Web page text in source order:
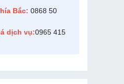
Bắc: 0868 50
dịch vụ:0965 415